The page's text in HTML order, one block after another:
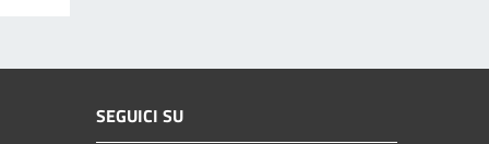
SEGUICI SU